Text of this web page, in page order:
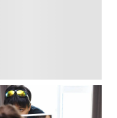
等のご予約を確定
でも撮影可能なケ
人数が変わる場合